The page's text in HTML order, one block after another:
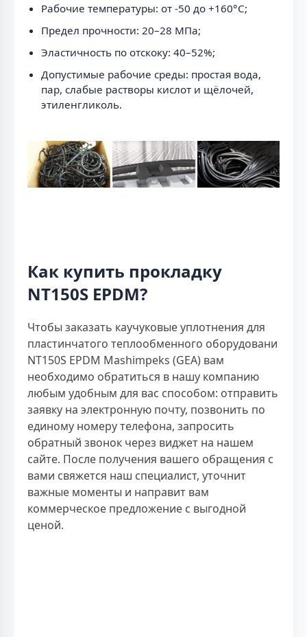
Рабочие температуры: от -50 до +160°C;
Предел прочности: 20–28 МПа;
Эластичность по отскоку: 40–52%;
Допустимые рабочие среды: простая вода,
пар, слабые растворы кислот и щёлочей,
этиленгликоль.
Как купить прокладку
NT150S EPDM?
Чтобы заказать каучуковые уплотнения для
пластинчатого теплообменного оборудовани
NT150S EPDM Mashimpeks (GEA) вам
необходимо обратиться в нашу компанию
любым удобным для вас способом: отправить
заявку на электронную почту, позвонить по
единому номеру телефона, запросить
обратный звонок через виджет на нашем
сайте. После получения вашего обращения с
вами свяжется наш специалист, уточнит
важные моменты и направит вам
коммерческое предложение с выгодной
ценой.